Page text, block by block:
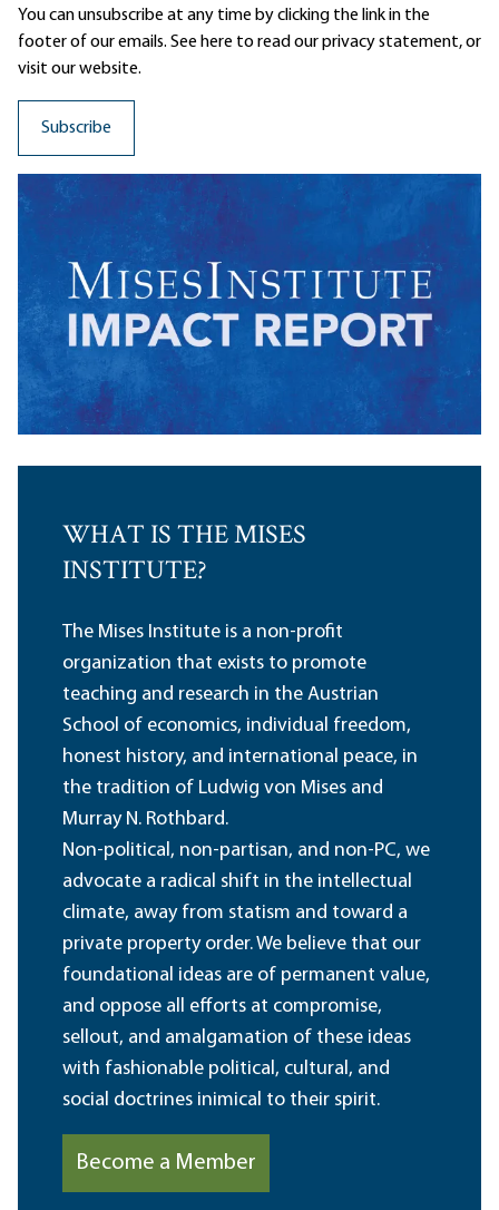
You can unsubscribe at any time by clicking the link in the
footer of our emails. See here to read ourprivacy statement, or
visit our website.
WHAT IS THE MISES
INSTITUTE?
The Mises Institute is a non-profit
organization that exists to promote
teaching and research in the Austrian
School of economics, individual freedom,
honest history, and international peace, in
the tradition of Ludwig von Mises and
Murray N. Rothbard.
Non-political, non-partisan, and non-PC, we
advocate a radical shift in the intellectual
climate, away from statism and toward a
private property order. We believe that our
foundational ideas are of permanent value,
and oppose all efforts at compromise,
sellout, and amalgamation of these ideas
with fashionable political, cultural, and
social doctrines inimical to their spirit.
Become a Member